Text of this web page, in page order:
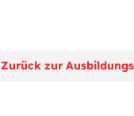
Zurück zur